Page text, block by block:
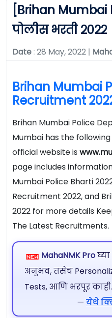
[Brihan
पोलीस भरती २०२२
Date: 28 May, 2022 |
Brihan Mumbai
Recruitment
Brihan Mumbai Police
Mumbai has the
official website is
page includes
Mumbai Police Bharti
Recruitment 2022, and
2022 for more details
The Latest Recruitments.
MahaNMK Pro
अनुभव, तसेच
Tests, आणि भरपूर
— येथे